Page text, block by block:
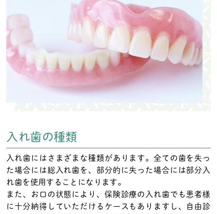
入れ歯の種類
入れ歯にはさまざまな種類があります。全ての歯を失っ
た場合には総入れ歯を、部分的に失った場合には部分入
れ歯を使用することになります。
また、お口の状態により、保険診療の入れ歯でも患者様
に十分納得していただけるケースもありますし、自由診